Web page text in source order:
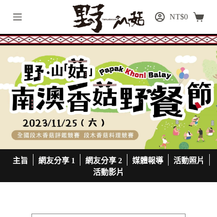
至
主
要
內
NT$0
主旨 網友分享 1 網友分享 2 媒體報導
活動照片
活動影片